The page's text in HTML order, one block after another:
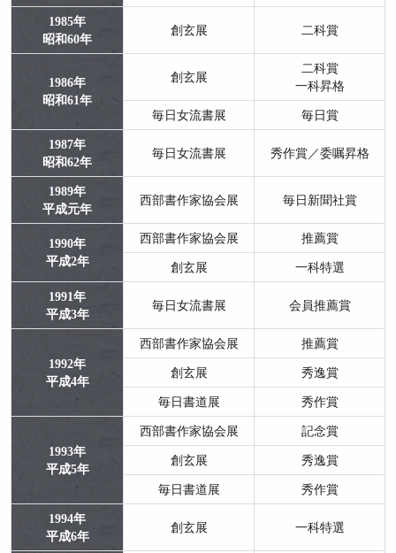
1985年
昭和60年
創玄展 二科賞
1986年
昭和61年
創玄展
二科賞
一科昇格
毎日女流書展 毎日賞
1987年
昭和62年
毎日女流書展 秀作賞／委嘱昇格
1989年
平成元年
西部書作家協会展 毎日新聞社賞
1990年
平成2年
西部書作家協会展 推薦賞
創玄展 一科特選
1991年
平成3年
毎日女流書展 会員推薦賞
1992年
平成4年
西部書作家協会展 推薦賞
創玄展 秀逸賞
毎日書道展 秀作賞
1993年
平成5年
西部書作家協会展 記念賞
創玄展 秀逸賞
毎日書道展 秀作賞
1994年
平成6年
創玄展 一科特選